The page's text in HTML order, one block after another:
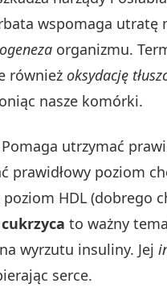
wspomaga utratę
organizmu.
również oksydację
nasze komórki.
utrzymać
poziom
HDL (dobrego
to ważny
wyrzutu insuliny. Jej
serce.